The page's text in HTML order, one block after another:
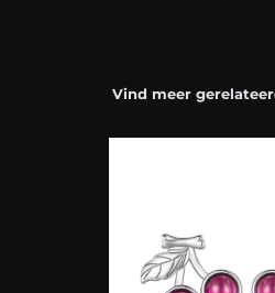
Vind meer